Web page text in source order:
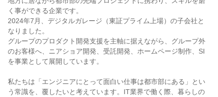
く事ができる企業です。
2024年7月、デジタルガレージ（東証プライム上場）の子会社と
なりました。
グループのプロダクト開発支援を主軸に据えながら、グループ外
のお客様へ、ニアショア開発、受託開発、ホームページ制作、SI
を事業として展開しています。
私たちは「エンジニアにとって面白い仕事は都市部にある」とい
う常識を、覆したいと考えています。IT業界で働く際、暮らしの